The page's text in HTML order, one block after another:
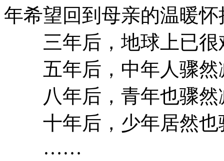
年希望回到母亲的温暖怀
三年后，地球上已很
五年后，中年人骤然
八年后，青年也骤然
十年后，少年居然也
……